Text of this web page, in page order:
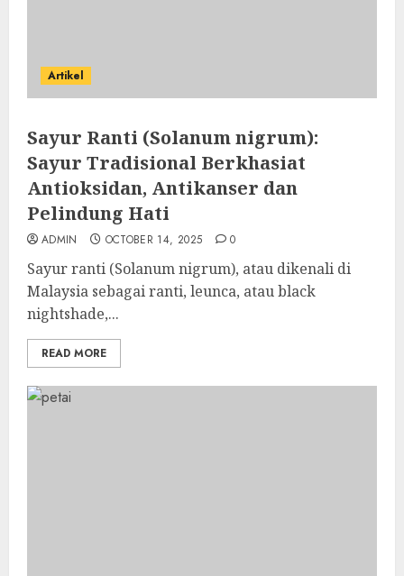
Artikel
Sayur Ranti (Solanum nigrum):
Sayur Tradisional Berkhasiat
Antioksidan, Antikanser dan
Pelindung Hati
ADMIN OCTOBER 14, 2025 0
Sayur ranti (Solanum nigrum), atau dikenali di
Malaysia sebagai ranti, leunca, atau black
nightshade,...
READ MORE